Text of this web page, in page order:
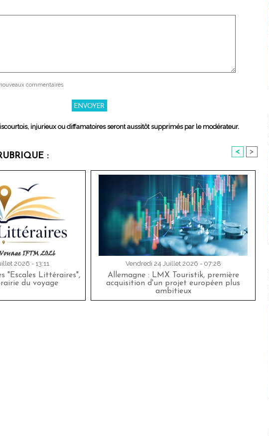
commentaires
injurieux ou diffamatoires seront aussitôt supprimés par le modérateur.
: < >
2026 - 13:11
"Escales Littéraires",
du voyage
Vendredi 24 Juillet 2026 - 07:28
Allemagne : LMX Touristik, première
acquisition d'un projet européen plus
ambitieux